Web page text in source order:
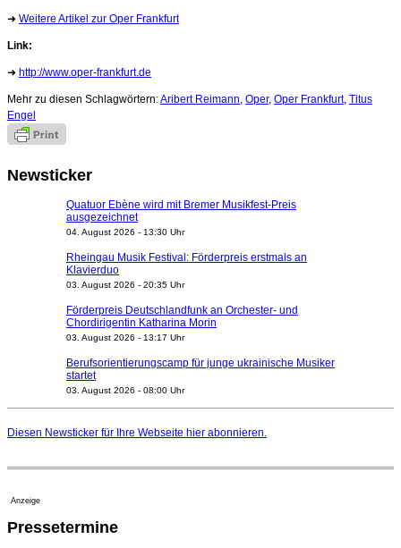
➜ Weitere Artikel zur Oper Frankfurt
Link:
➜ http://www.oper-frankfurt.de
Mehr zu diesen Schlagwörtern:Aribert Reimann, Oper, Oper Frankfurt, Titus
Engel
Newsticker
Quatuor Ebène wird mit Bremer Musikfest-Preis
ausgezeichnet
04. August 2026 - 13:30 Uhr
Rheingau Musik Festival: Förderpreis erstmals an
Klavierduo
03. August 2026 - 20:35 Uhr
Förderpreis Deutschlandfunk an Orchester- und
Chordirigentin Katharina Morin
03. August 2026 - 13:17 Uhr
Berufsorientierungscamp für junge ukrainische Musiker
startet
03. August 2026 - 08:00 Uhr
Nationaltheater Mannheim
Regensburger Generalmusikdirektor Stefan Veselka
Kammerorchester Heilbronn: Chefdirigent Risto Joost
verlängert bis 2030
Diesen Newsticker für Ihre Webseite hier abonnieren.
Anzeige
Pressetermine